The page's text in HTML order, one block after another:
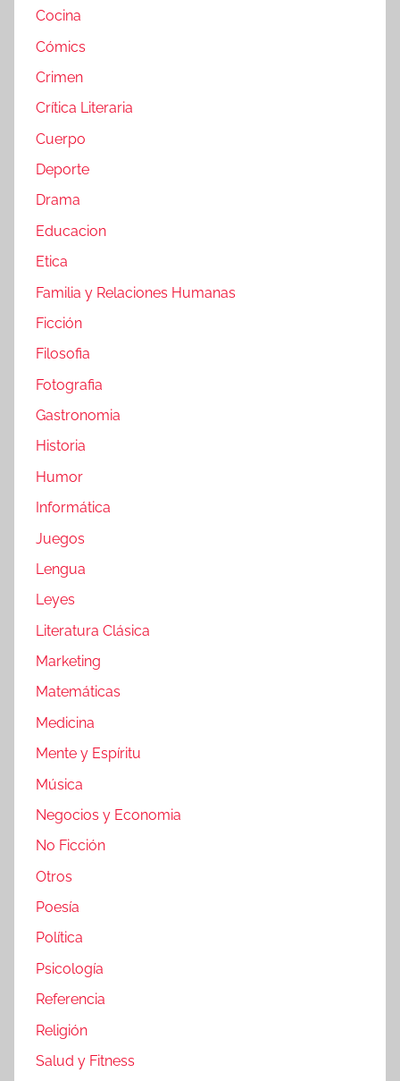
Cocina
Cómics
Crimen
Crítica Literaria
Cuerpo
Deporte
Drama
Educacion
Etica
Familia y Relaciones Humanas
Ficción
Filosofia
Fotografia
Gastronomia
Historia
Humor
Informática
Juegos
Lengua
Leyes
Literatura Clásica
Marketing
Matemáticas
Medicina
Mente y Espíritu
Música
Negocios y Economia
No Ficción
Otros
Poesía
Política
Psicología
Referencia
Religión
Salud y Fitness